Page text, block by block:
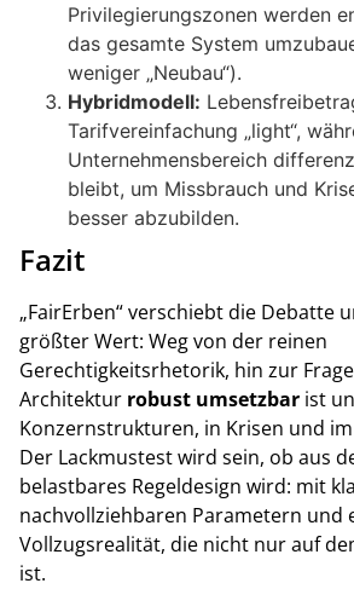
Privilegierungszonen werden
das gesamte System
weniger „Neubau“).
Hybridmodell:
Tarifvereinfachung „light“,
Unternehmensbereich
bleibt, um Missbrauch und
besser abzubilden.
Fazit
„FairErben“ verschiebt die Debatte
größter Wert: Weg von der reinen
Gerechtigkeitsrhetorik, hin zur
Architektur robust umsetzbar ist
Konzernstrukturen, in Krisen und
Der Lackmustest wird sein, ob aus
belastbares Regeldesign wird: mit
nachvollziehbaren Parametern und
Vollzugsrealität, die nicht nur auf
ist.